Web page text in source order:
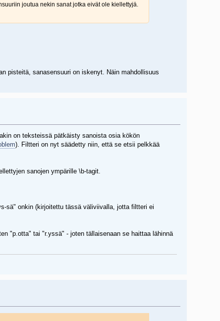
joutua nekin sanat jotka eivät ole kiellettyjä.
pisteitä, sanasensuuri on iskenyt. Näin mahdollisuus
on teksteissä pätkäisty sanoista osia kökön
). Filtteri on nyt säädetty niin, että se etsii pelkkää
sanojen ympärille \b-tagit.
sä" onkin (kirjoitettu tässä väliviivalla, jotta filtteri ei
"p.otta" tai "r.yssä" - joten tällaisenaan se haittaa lähinnä